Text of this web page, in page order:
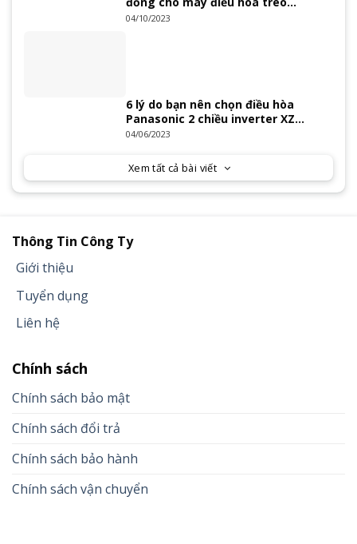
tường?
04/10/2023
6 lý do bạn nên chọn điều hòa
Panasonic 2 chiều inverter XZ
Series 2023
04/06/2023
Xem tất cả bài viết
Thông Tin Công Ty
Giới thiệu
Tuyển dụng
Liên hệ
Chính sách
Chính sách bảo mật
Chính sách đổi trả
Chính sách bảo hành
Chính sách vận chuyển